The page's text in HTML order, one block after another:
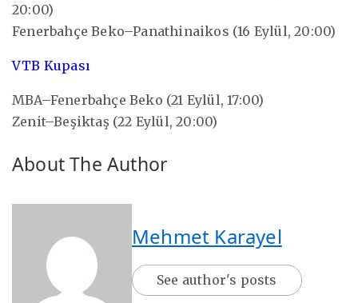
20:00)
Fenerbahçe Beko–Panathinaikos (16 Eylül, 20:00)
VTB Kupası
MBA–Fenerbahçe Beko (21 Eylül, 17:00)
Zenit–Beşiktaş (22 Eylül, 20:00)
About The Author
Mehmet Karayel
See author's posts